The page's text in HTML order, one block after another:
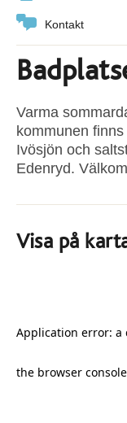
Kontakt
Varma
kommunen
Ivösjön och
Edenryd.
Visa på